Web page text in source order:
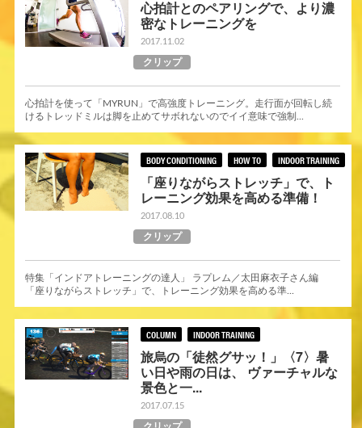
心拍計とのペアリングで、より濃
密なトレーニングを
2017.11.02
クリップ
心拍計を使って「MYRUN」で高強度トレーニング。走行面が回転し続
けるトレッドミルは脚を止めてサボれないのでイイ意味で強制...
BODY CONDITIONING HOW TO INDOOR TRAINING
「座りながらストレッチ」で、ト
レーニング効果を高める準備！
2017.08.10
クリップ
特集「インドアトレーニングの達人」 ラプレム／太田麻衣子さん編
「座りながらストレッチ」で、トレーニング効果を高める準...
COLUMN INDOOR TRAINING
旅烏の「徒然グサッ！」〈7〉暑
い日や雨の日は、 ヴァーチャルな
景色と一...
2017.07.15